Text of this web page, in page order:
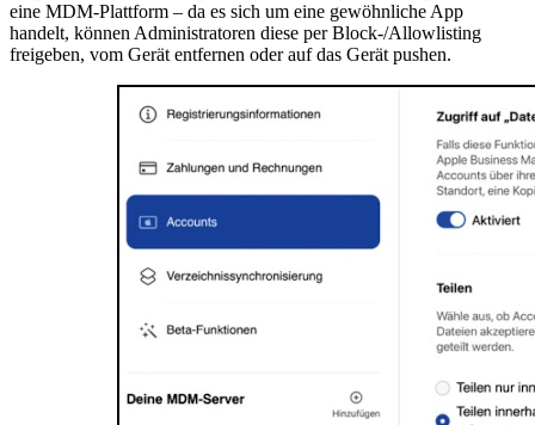
eine MDM-Plattform – da es sich um eine gewöhnliche App
handelt, können Administratoren diese per Block-/Allowlisting
freigeben, vom Gerät entfernen oder auf das Gerät pushen.